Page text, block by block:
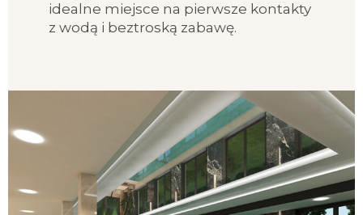
idealne miejsce na pierwsze kontakty
z wodą i beztroską zabawę.